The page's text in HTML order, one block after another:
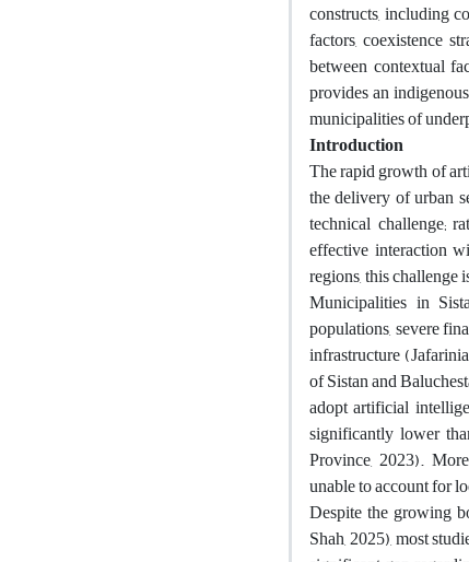
constructs, including
factors, coexistence
between contextual
provides an
municipalities of
Introduction
The rapid growth of
the delivery of urban
technical challenge;
effective interaction
regions, this challenge
Municipalities in
populations, severe
infrastructure
of Sistan and
adopt artificial
significantly lower
Province, 2023).
unable to account for
Despite the growing
Shah, 2025), most